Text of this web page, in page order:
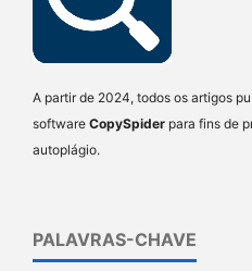
A partir de 2024, todos os artigos
software CopySpider para fins de
autoplágio.
PALAVRAS-CHAVE